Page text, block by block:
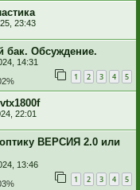
23:43
бак. Обсуждение.
14:31
1 2 3 4 5
22:01
ВЕРСИЯ 2.0 или
13:46
1 2 3 4 5